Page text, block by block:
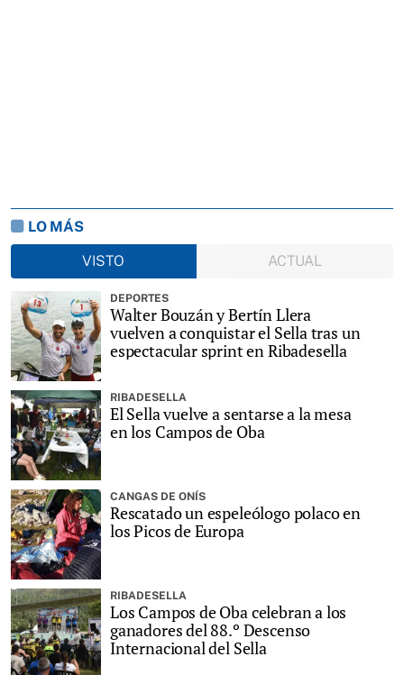
LO MÁS
VISTO
ACTUAL
DEPORTES
Walter Bouzán y Bertín Llera
vuelven a conquistar el Sella tras un
espectacular sprint en Ribadesella
RIBADESELLA
El Sella vuelve a sentarse a la mesa
en los Campos de Oba
CANGAS DE ONÍS
Rescatado un espeleólogo polaco en
los Picos de Europa
RIBADESELLA
Los Campos de Oba celebran a los
ganadores del 88.º Descenso
Internacional del Sella